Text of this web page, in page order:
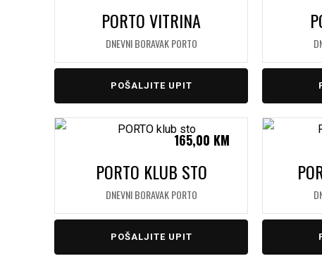
PORTO VITRINA
DNEVNI BORAVAK PORTO
POŠALJITE UPIT
PORTO KLUB STO
DNEVNI BORAVAK PORTO
165,00 KM
POŠALJITE UPIT